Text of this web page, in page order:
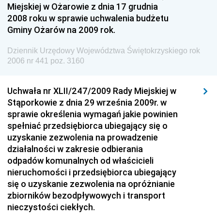
Dziennik Urzędowy Ministra Pracy i Polityki
Społecznej
Dziennik Urzędowy Urzędu Lotnictwa Cywilnego
Dziennik Urzędowy Ministerstwa Hutnictwa i
Przemysłu Maszynowego
Dziennik Urzędowy Ministerstwa Zdrowia i Opieki
Społecznej
Dziennik Urzędowy Ministerstwa Rolnictwa, Leśnictwa
i Gospodarki Żywnościowej
Dziennik Urzędowy Ministra Spraw Wewnętrznych
Dziennik Urzędowy Ministra Transportu, Budownictwa
i Gospodarki Morskiej
Miejskiej w Ożarowie z dnia 17 grudnia
2008 roku w sprawie uchwalenia budżetu
Gminy Ożarów na 2009 rok.
Dziennik Urzędowy Województwa Świętokrzyskiego rok
2006 nr 441 poz. 3160
Uchwała nr XLII/247/2009 Rady Miejskiej w
Stąporkowie z dnia 29 września 2009r. w
sprawie określenia wymagań jakie powinien
spełniać przedsiębiorca ubiegający się o
uzyskanie zezwolenia na prowadzenie
działalności w zakresie odbierania
odpadów komunalnych od właścicieli
nieruchomości i przedsiębiorca ubiegający
się o uzyskanie zezwolenia na opróżnianie
zbiorników bezodpływowych i transport
nieczystości ciekłych.